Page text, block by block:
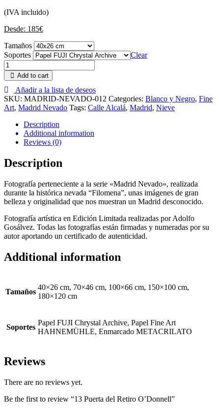
(IVA incluido)
Desde: 185€
Tamaños
Soportes
Clear
Add to cart
Añadir a la lista de deseos
SKU: MADRID-NEVADO-012 Categories: Blanco y Negro, Fine
Art, Madrid Nevado Tags: Calle Alcalá, Madrid, Nieve
Description
Additional information
Reviews (0)
Description
Fotografía perteneciente a la serie «Madrid Nevado», realizada
durante la histórica nevada “Filomena”, unas imágenes de gran
belleza y originalidad que nos muestran un Madrid desconocido.
Fotografía artística en Edición Limitada realizadas por Adolfo
Gosálvez. Todas las fotografías están firmadas y numeradas por su
autor aportando un certificado de autenticidad.
Additional information
Tamaños
40×26 cm, 70×46 cm, 100×66 cm, 150×100 cm,
180×120 cm
Soportes
Papel FUJI Chrystal Archive, Papel Fine Art
HAHNEMÜHLE, Enmarcado METACRILATO
Reviews
There are no reviews yet.
Be the first to review “13 Puerta del Retiro O’Donnell”